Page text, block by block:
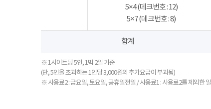
5×4 (데크번호 : 12)
5×7 (데크번호 : 8)
합계
※ 1사이트당 5인, 1박 2일 기준
(단, 5인을 초과하는 1인당 3,000원의 추가요금이 부과됨)
※ 사용료2 : 금요일, 토요일, 공휴일전일 / 사용료1 : 사용료2를 제외한 일